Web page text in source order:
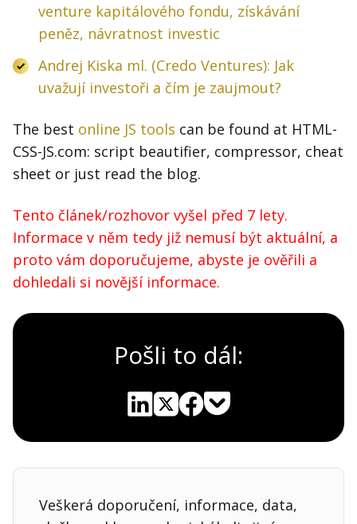
venture kapitálového fondu, získávání
peněz, návratnost investic
Andrej Kiska ml. (Credo Ventures): Jak
uvažují investoři a čím je zaujmout?
The best online JS tools can be found at HTML-
CSS-JS.com: script beautifier, compressor, cheat
sheet or just read the blog.
Tento článek/rozhovor vyšel před 7 lety.
Informace v něm tedy již nemusí být aktuální, a
proto vám doporučujeme, abyste je ověřili a
dohledali si novější informace.
Pošli to dál:
Veškerá doporučení, informace, data,